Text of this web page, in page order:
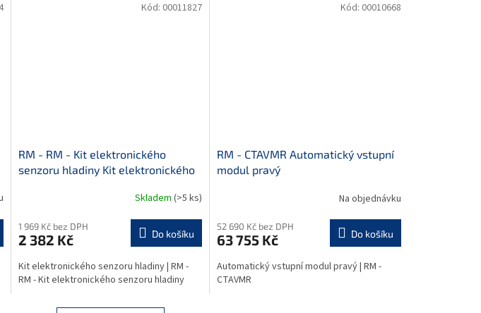
RM - RM - Kit elektronického
senzoru hladiny Kit elektronického
Skladem (>5 ks)
1 969 Kč bez DPH
2 382 Kč Do košíku
Kit elektronického senzoru hladiny | RM -
RM - Kit elektronického senzoru hladiny
Kód: 00011827
RM - CTAVMR Automatický vstupní
modul pravý
Na objednávku
52 690 Kč bez DPH
63 755 Kč Do košíku
Automatický vstupní modul pravý | RM -
CTAVMR
Kód: 00010668